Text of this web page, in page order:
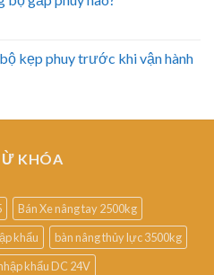
kẹp phuy trước khi vận hành
KHÓA
Bán Xe nâng tay 2500kg
khẩu
bàn nâng thủy lực 3500kg
khẩu DC 24V